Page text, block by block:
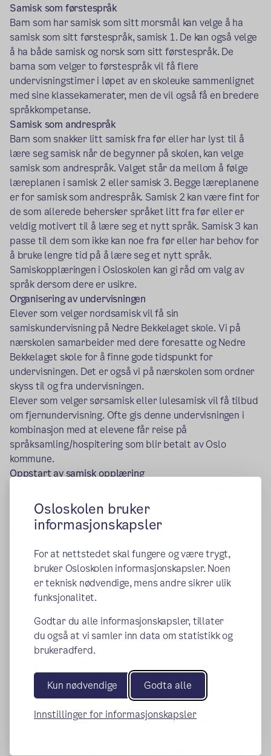
Osloskolen bruker
informasjonskapsler
For at nettstedet skal fungere og være trygt,
bruker Osloskolen informasjonskapsler. Noen
er teknisk nødvendige, mens andre sikrer ulik
funksjonalitet.
Godtar du alle informasjonskapsler, tillater
du også at vi samler inn data om statistikk og
brukeradferd.
Kun nødvendige Godta alle
Innstillinger for informasjonskapsler
Samisk som førstespråk
Barn som har samisk som sitt morsmål kan velge å ha
samisk som sitt førstespråk, samisk 1. De kan også velge
å ha både samisk og norsk som sitt førstespråk. De
barna som velger to førstespråk vil få flere
undervisningstimer i løpet av en skoleuke sammenlignet
med sine klassekamerater, men de vil også få en bredere
språkkompetanse.
Samisk som andrespråk
Barn som snakker litt samisk fra før eller har lyst til å
lære seg samisk når de begynner på skolen, kan velge
samisk som andrespråk. Valget står da mellom å følge
læreplanen i samisk 2 eller samisk 3. Begge læreplanene
er for samisk som andrespråk. Samisk 2 kan være fint for
de som allerede behersker språket litt fra før eller er
veldig motivert til å lære seg et nytt språk. Samisk 3 kan
passe til dem som ikke kan noe fra før eller har behov for
å bruke lengre tid på å lære seg et nytt språk.
Samiskopplæringen i Osloskolen kan gi råd om valg av
språk dersom dere er usikre.
Organisering av undervisningen
Elever som velger nordsamisk vil få sin
samiskundervisning på Nedre Bekkelaget skole. Vi på
nærskolen samarbeider med dere foresatte og Nedre
Bekkelaget skole for å finne gode tidspunkt for
undervisningen. Det er også vi på nærskolen som ordner
skyss til og fra undervisningen.
Elever som velger sørsamisk eller lulesamisk vil få tilbud
om fjernundervisning. Ofte gis denne undervisningen i
kombinasjon med at elevene får reise på
språksamling/hospitering som blir betalt av Oslo
kommune.
Oppstart av samisk opplæring
samisk opplæring. Dette betyr at barnet kan starte opp
med sin samiske språkopplæring når som helst på
barnetrinnet eller på ungdomstrinnet. De kan til og med
videregående opplæring. Å velge vekk samisk ved
skolestart på 1. trinn betyr derfor ikke at barnet har
mistet sin rett til å få denne opplæringen på et senere
tidspunkt.
Fremmedspråk, språklig fordypning og skriftlig sidemål
Ungdom som får opplæring i samisk som første- eller
andrespråk er fritatt for fremmedspråk eller språklig
dette dersom de selv ønsker det. Samiske elever som har
samisk opplæring, har også rett til å få fritak fra
På ungdomsskolen er det mulig å velge samisk